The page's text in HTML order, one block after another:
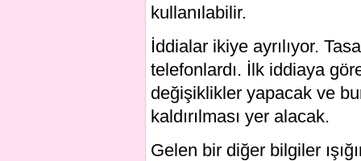
kullanılabilir.
İddialar ikiye ayrılıyor.
telefonlardı. İlk iddiaya
değişiklikler yapacak ve
kaldırılması yer alacak.
Gelen bir diğer bilgiler